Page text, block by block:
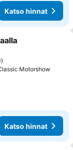
Katso hinnat
Motorshow
Katso hinnat